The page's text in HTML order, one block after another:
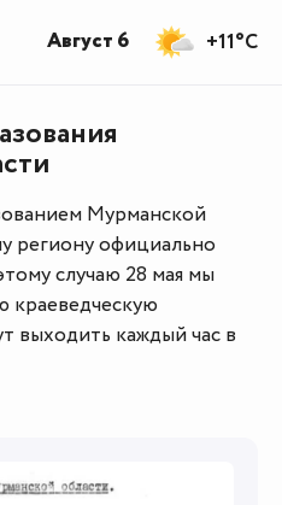
Мурманской
региону официально
случаю 28 мая мы
выходить каждый час в
+11°C
Август 6